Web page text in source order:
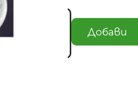
количество
RED/PURPLE/BLUE-
Добави